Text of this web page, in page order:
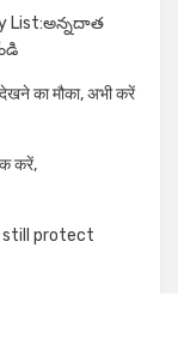
List:అన్నదాత
का मौका, अभी करें
करें,
still protect